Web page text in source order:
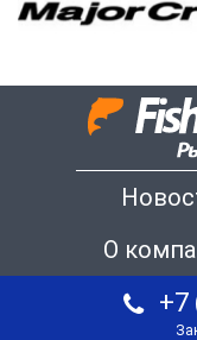
О
+7